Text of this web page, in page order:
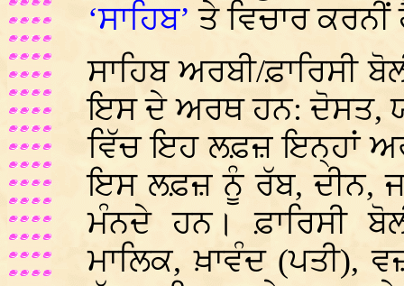
‘ਸਾਹਿਬ’ਤੇ ਵਿਚਾਰ ਕਰਨੀਂ
ਸਾਹਿਬ ਅਰਬੀ/ਫ਼ਾਰਿਸੀ
ਇਸ ਦੇ ਅਰਥ ਹਨ: ਦੋਸਤ,
ਵਿੱਚ ਇਹ ਲਫ਼ਜ਼ ਇਨ੍ਹਾਂ
ਇਸ ਲਫ਼ਜ਼ ਨੂੰ ਰੱਬ, ਦੀਨ,
ਮੰਨਦੇ ਹਨ। ਫ਼ਾਰਿਸੀ
ਮਾਲਿਕ, ਖ਼ਾਵੰਦ (ਪਤੀ),